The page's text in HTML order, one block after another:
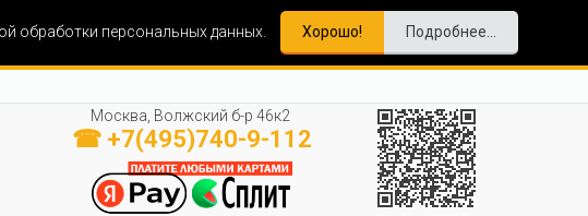
обработки персональных данных. Хорошо! Подробнее...
Москва, Волжский б-р 46к2
☎ +7(495)740-9-112